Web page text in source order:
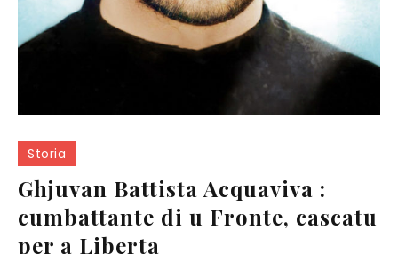
Storia
Ghjuvan Battista Acquaviva :
cumbattante di u Fronte, cascatu
per a Liberta